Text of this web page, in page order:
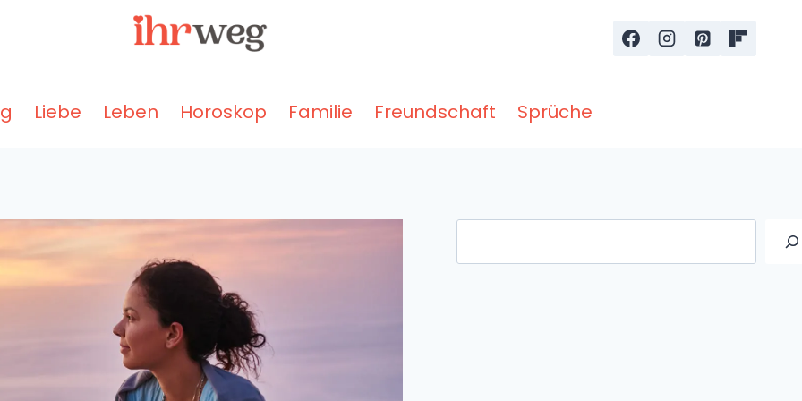
Liebe Leben Horoskop Familie Freundschaft Sprüche